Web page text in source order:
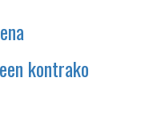
kontrako